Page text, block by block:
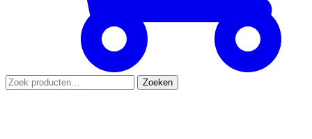
Zoeken
naar:
Zoeken